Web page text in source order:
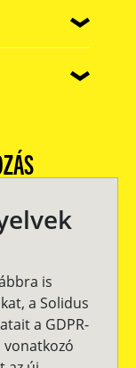
is
a Solidus
a GDPR-
vonatkozó